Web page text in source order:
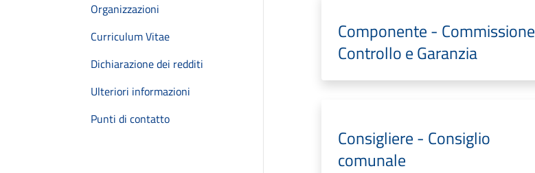
Organizzazioni
Curriculum Vitae
Dichiarazione dei redditi
Ulteriori informazioni
Punti di contatto
Componente - Commissione
Controllo e Garanzia
Consigliere - Consiglio
comunale